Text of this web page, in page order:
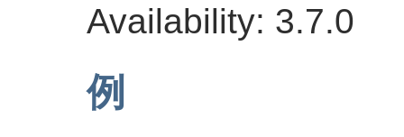
Availability: 3.7.0
例